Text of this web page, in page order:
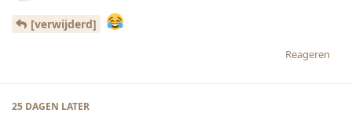
[verwijderd]
Reageren
25 DAGEN LATER